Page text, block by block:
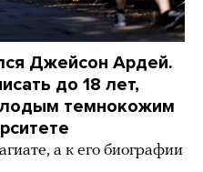
Джейсон Ардей.
до 18 лет,
темнокожим
а к его биографии